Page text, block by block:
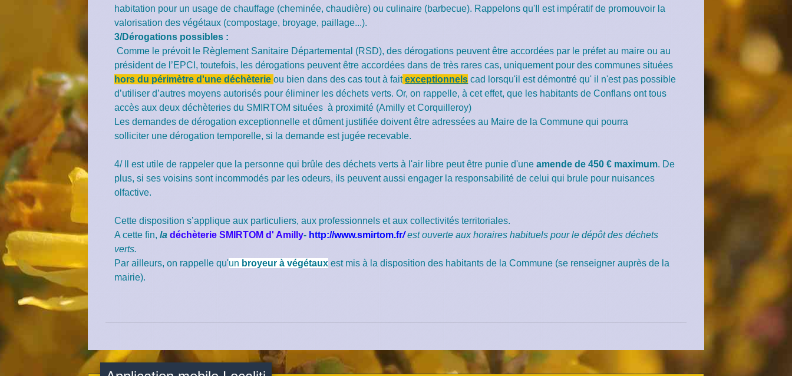
habitation pour un usage de chauffage (cheminée, chaudière) ou culinaire (barbecue). Rappelons qu'Il est impératif de promouvoir la
valorisation des végétaux (compostage, broyage, paillage...).
3/Dérogations possibles :
Comme le prévoit le Règlement Sanitaire Départemental (RSD), des dérogations peuvent être accordées par le préfet au maire ou au
président de l’EPCI, toutefois, les dérogations peuvent être accordées dans de très rares cas, uniquement pour des communes situées
hors du périmètre d'une déchèterieou bien dans des cas tout à fait exceptionnels cad lorsqu'il est démontré qu' il n'est pas possible
d’utiliser d’autres moyens autorisés pour éliminer les déchets verts. Or, on rappelle, à cet effet, que les habitants de Conflans ont tous
accès aux deux déchèteries du SMIRTOM situées à proximité (Amilly et Corquilleroy)
Les demandes de dérogation exceptionnelle et dûment justifiée doivent être adressées au Maire de la Commune qui pourra
solliciter une dérogation temporelle, si la demande est jugée recevable.
4/ Il est utile de rappeler que la personne qui brûle des déchets verts à l'air libre peut être punie d'uneamende de 450 € maximum. De
plus, si ses voisins sont incommodés par les odeurs, ils peuvent aussi engager la responsabilité de celui qui brule pour nuisances
olfactive.
Cette disposition s’applique aux particuliers, aux professionnels et aux collectivités territoriales.
A cette fin,la déchèterie SMIRTOM d' Amilly- http://www.smirtom.fr/ est ouverte aux horaires habituels pour le dépôt des déchets
verts.
Par ailleurs, on rappelle qu'un broyeur à végétaux est mis à la disposition des habitants de la Commune (se renseigner auprès de la
mairie).